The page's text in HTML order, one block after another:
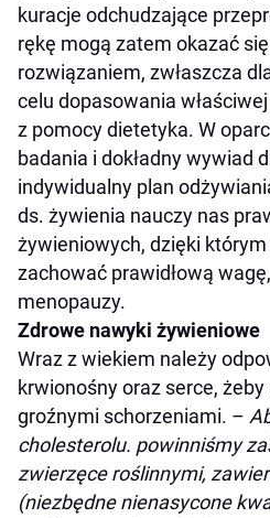
kuracje odchudzające
rękę mogą zatem okazać
rozwiązaniem, zwłaszcza
celu dopasowania
z pomocy dietetyka. W
badania i dokładny wywiad
indywidualny plan
ds. żywienia nauczy nas
żywieniowych, dzięki którym
zachować prawidłową
menopauzy.
Zdrowe nawyki żywieniowe
Wraz z wiekiem należy
krwionośny oraz serce,
groźnymi schorzeniami. –
cholesterolu. powinniśmy
zwierzęce roślinnymi,
(niezbędne nienasycone